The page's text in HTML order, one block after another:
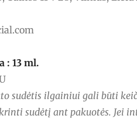
: 13 ml.
sudėtis ilgainiui gali būti
sudėtį ant pakuotės. Jei